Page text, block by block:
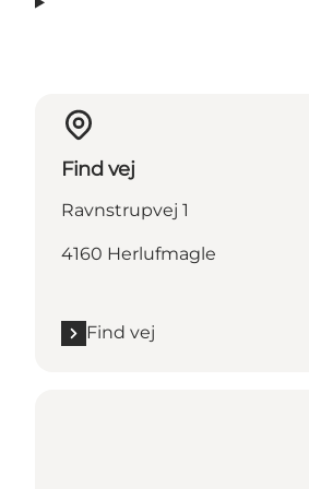
Find vej
Ravnstrupvej 1
4160 Herlufmagle
Find vej